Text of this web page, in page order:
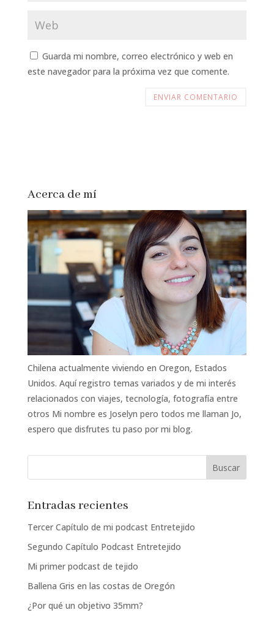
Guarda mi nombre, correo electrónico y web en
este navegador para la próxima vez que comente.
Acerca de mí
Chilena actualmente viviendo en Oregon, Estados
Unidos. Aquí registro temas variados y de mi interés
relacionados con viajes, tecnología, fotografía entre
otros Mi nombre es Joselyn pero todos me llaman Jo,
espero que disfrutes tu paso por mi blog.
Entradas recientes
Tercer Capítulo de mi podcast Entretejido
Segundo Capítulo Podcast Entretejido
Mi primer podcast de tejido
Ballena Gris en las costas de Oregón
¿Por qué un objetivo 35mm?